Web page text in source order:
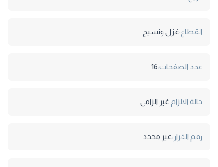
القطاع:غزل ونسيج
عدد الصفحات:16
حالة الالزام:غير الزامى
رقم القرار:غير محدد